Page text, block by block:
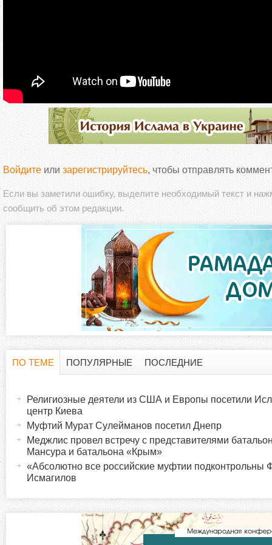
Войдите или зарегистрируйтесь, чтобы отправлять
Если вы заметили ошибку, выделите необходимый текст и
сообщить об этом редакции.
з
ПО ТЕМЕ
я
в
ПОПУЛЯРНЫЕ ПОСЛЕДНИЕ
Религиозные деятели из США и Европы посетили
центр Киева
Муфтий Мурат Сулейманов посетил Днепр
Меджлис провел встречу с представителями
Мансура и батальона «Крым»
«Абсолютно все российские муфтии
Исмагилов